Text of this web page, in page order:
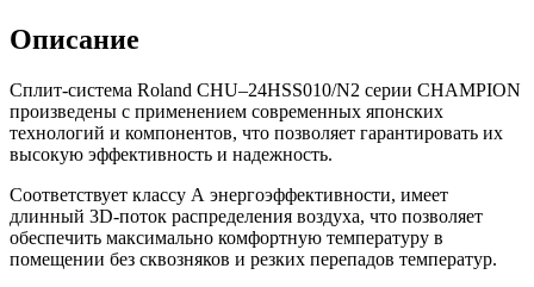
Описание
Сплит-система Roland CHU–24HSS010/N2 серии CHAMPION
произведены с применением современных японских
технологий и компонентов, что позволяет гарантировать их
высокую эффективность и надежность.
Соответствует классу А энергоэффективности, имеет
длинный 3D-поток распределения воздуха, что позволяет
обеспечить максимально комфортную температуру в
помещении без сквозняков и резких перепадов температур.